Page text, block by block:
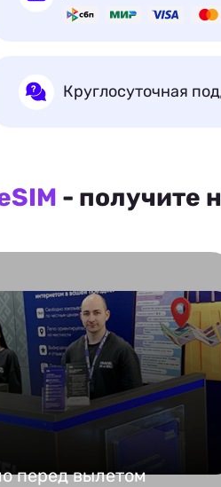
Круглосуточная
- получите
перед вылетом